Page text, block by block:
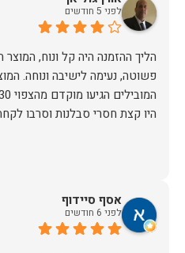
לפני 5 חודשים
הליך ההזמנה היה קל ונוח,
פשוטה, נעימה לישיבה ונוחה.
היו קצת חסרי סבלנות וסרבו
אסף סיידוף
לפני 6 חודשים